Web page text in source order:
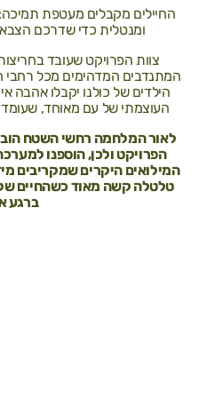
החיילים מקבלים מעטפת תמיכה:
ומנטלית כדי שדרכם
צוות הפרויקט שעובד
המתנדבים המדהימים מכל רחבי
הילדים של כולנו יקבלו אהבה
העוצמתי של עם מאוחד, שעומד
לאור המלחמה רחשי השטח
הפרויקט ולכן, הוספנו
המילואים היקרים שמקריבים
טלטלה קשה מאוד כשהחיים
ברגע